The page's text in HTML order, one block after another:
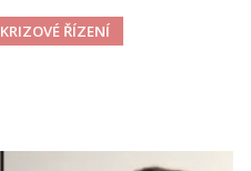
KRIZOVÉ ŘÍZENÍ